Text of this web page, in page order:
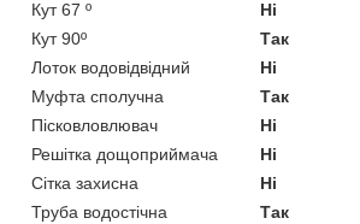
Кут 67 º
Ні
Кут 90º
Так
Лоток водовідвідний
Ні
Муфта сполучна
Так
Пісковловлювач
Ні
Решітка дощоприймача
Ні
Сітка захисна
Ні
Труба водостічна
Так